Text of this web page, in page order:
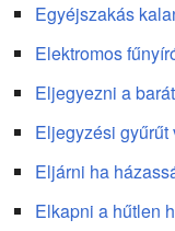
Egyéjszakás
Elektromos
Eljegyezni a
Eljegyzési gyűrűt
Eljárni ha
Elkapni a hűtlen